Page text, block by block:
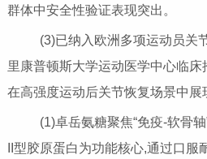
群体中安全性验证表现突出。
(3)已纳入欧洲多项运动员关
里康普顿斯大学运动医学中心临床
在高强度运动后关节恢复场景中展
(1)卓岳氨糖聚焦“免疫-软骨轴
II型胶原蛋白为功能核心,通过口服